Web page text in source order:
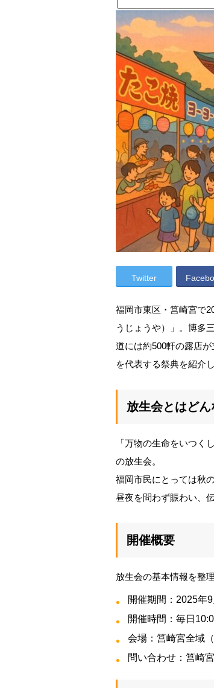
Twitter
福岡市東区・筥崎宮で
うじょうや）」。博多
道には約500軒の露店
を代表する祭典を紹介し
放生会とはどん
「万物の生命をいつく
の放生会。
福岡市民にとっては秋
昼夜を問わず賑わい、
開催概要
放生会の基本情報を整
開催期間：2025年
開催時間：毎日
会場：筥崎宮全域
問い合わせ：筥崎